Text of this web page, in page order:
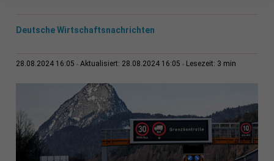
Deutsche Wirtschaftsnachrichten
28.08.2024 16:05 Aktualisiert: 28.08.2024 16:05 Lesezeit: 3 min